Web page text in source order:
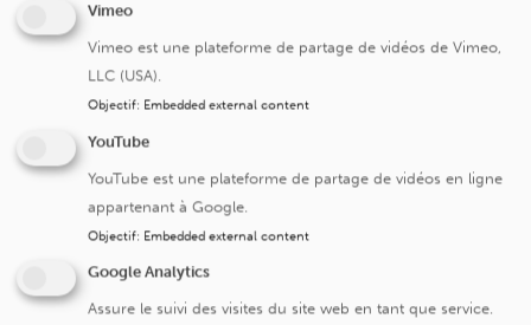
patient doit seulement être
disponible pour le patient
MATERIEL CORPOREL
HUMAIN SANS
Formulaire de soumission
Vimeo
Vimeo est une plateforme de partage de vidéos de Vimeo,
LLC (USA).
Objectif: Embedded external content
YouTube
YouTube est une plateforme de partage de vidéos en ligne
appartenant à Google.
Objectif: Embedded external content
Google Analytics
Assure le suivi des visites du site web en tant que service.